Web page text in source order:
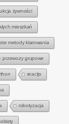
żywności
mieszkań
metody klarowania
przewozy grupowe
reactjs
robotyzacja